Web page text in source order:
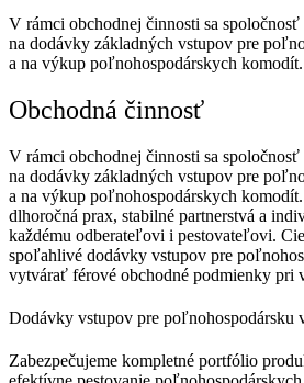
V rámci obchodnej činnosti sa spoločnosť
na dodávky základných vstupov pre
a na výkup poľnohospodárskych komodít.
Obchodná činnosť
V rámci obchodnej činnosti sa spoločnosť
na dodávky základných vstupov pre
a na výkup poľnohospodárskych
dlhoročná prax, stabilné partnerstvá a
každému odberateľovi i pestovateľovi.
spoľahlivé dodávky vstupov pre
vytvárať férové obchodné podmienky pri
Dodávky vstupov pre poľnohospodársku
Zabezpečujeme kompletné portfólio